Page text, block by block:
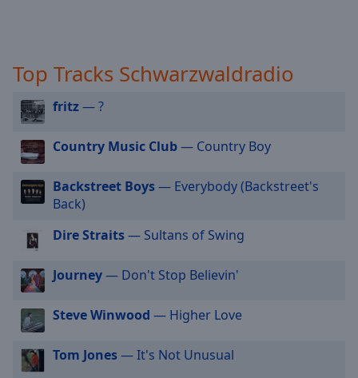
window.
Beginning
dialog
window.
Escape
window.
Text
Color
Top Tracks Schwarzwaldradio
fritz— ?
Country Music Club— Country Boy
Backstreet Boys— Everybody (Backstreet's
Back)
Dire Straits— Sultans of Swing
Journey— Don't Stop Believin'
Steve Winwood — Higher Love
Tom Jones— It's Not Unusual